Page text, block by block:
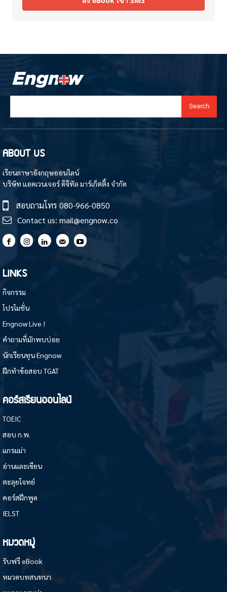
Search
ABOUT US
เรียนภาษาอังกฤษออนไลน์
บริษัท แอดเวนเจอร์ ดิจิทัล มาร์เก็ตติ้ง จำกัด
สอบถามโทร 080-966-0850
Contact us: mail@engnow.co
LINKS
กิจกรรม
โปรโมชั่น
Engnow Live !
คำถามที่มักพบบ่อย
นักเรียนทุน Engnow
ฝึกทำข้อสอบ TGAT
คอร์สเรียนออนไลน์
TOEIC
สอบ ก.พ.
แกรมม่า
อ่านและเขียน
ตะลุยโจทย์
คอร์สฝึกพูด
IELST
หมวดหมู่
รับฟรี eBook
หมวดบทสนทนา